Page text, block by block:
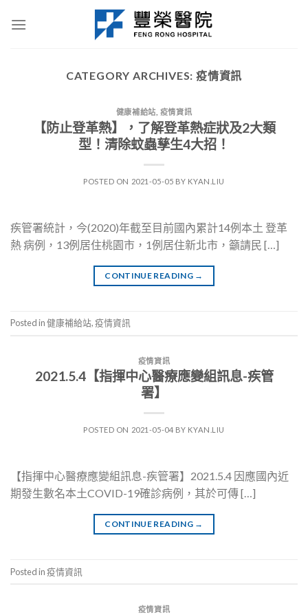
CATEGORY ARCHIVES: 疫情資訊
健康補給站 疫情資訊
【防止登革熱】，了解登革熱症狀及2大類
型！清除蚊蟲孳生4大招！
POSTED ON 2021-05-05 BY KYAN.LIU
疾管署統計，今(2020)年截至目前國內累計14例本土 登革
熱 病例，13例居住桃園市，1例居住新北市，籲請民 […]
CONTINUE READING →
Posted in健康補給站,疫情資訊
疫情資訊
2021.5.4【指揮中心醫療應變組訊息-疾管
署】
POSTED ON 2021-05-04 BY KYAN.LIU
【指揮中心醫療應變組訊息-疾管署】2021.5.4 因應國內近
期發生數名本土COVID-19確診病例，其於可傳 […]
CONTINUE READING →
Posted in疫情資訊
疫情資訊